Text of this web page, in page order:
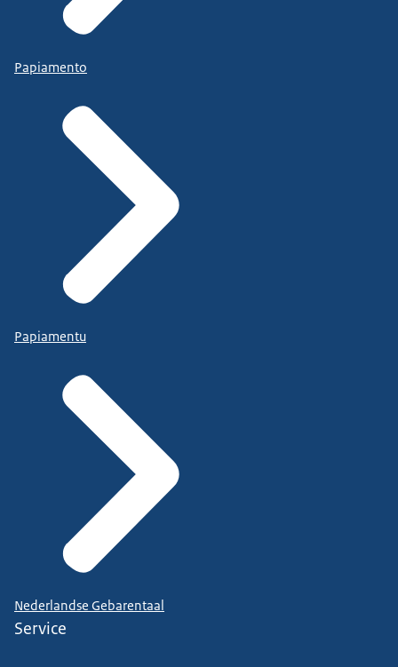
Papiamento
Papiamentu
Nederlandse Gebarentaal
Service